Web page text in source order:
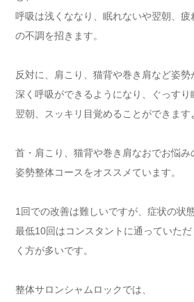
呼吸は浅くななり、眠れないや翌朝、
の不調を招きます。
反対に、肩こり、猫背や巻き肩など姿勢
深く呼吸ができるようになり、ぐっすり
翌朝、スッキリ目覚めることができます
首・肩こり、猫背や巻き肩なおでお悩み
姿勢整体コースをオススメています。
1回での改善は難しいですが、症状の状
最低10回はコンスタントに通っていた
く方が多いです。
整体サロンシャムロックでは、